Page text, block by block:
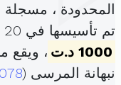
المحدودة ، مسجلة
تم تأسيسها في 20 أكتوبر 2020 برأس مال قدره
1000 د.ت
نبهانة المرسى (